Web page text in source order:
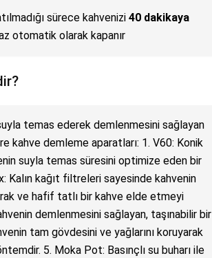
sürece kahvenizi 40 dakikaya
otomatik olarak kapanır
temas ederek demlenmesini sağlayan
kahve demleme aparatları: 1. V60: Konik
suyla temas süresini optimize eden bir
Kalın kağıt filtreleri sayesinde kahvenin
ve hafif tatlı bir kahve elde etmeyi
demlenmesini sağlayan, taşınabilir bir
tam gövdesini ve yağlarını koruyarak
5. Moka Pot: Basınçlı su buharı ile